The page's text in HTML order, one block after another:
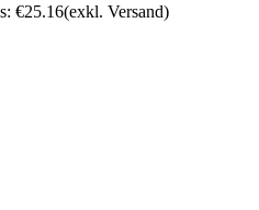
: €25.16(exkl. Versand)